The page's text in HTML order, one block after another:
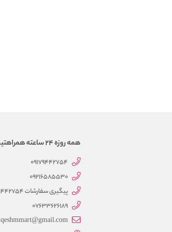
همه روزه 24 ساعته همراهتیم
09179442754
09216585530
پیگیری سفارشات 09179442754
07633626189
qeshmmart@gmail.com